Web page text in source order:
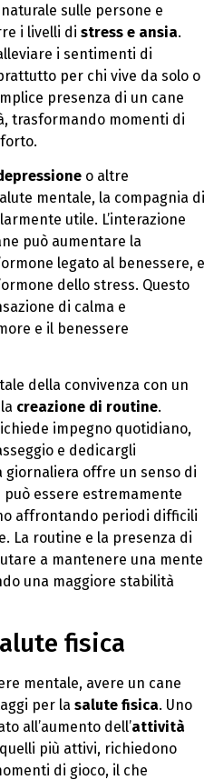
sulle persone e
i livelli di stress e ansia.
i sentimenti di
per chi vive da solo o
presenza di un cane
trasformando momenti di
o altre
mentale, la compagnia di
utile. L’interazione
può aumentare la
legato al benessere, e
dello stress. Questo
di calma e
e il benessere
della convivenza con un
creazione di routine.
impegno quotidiano,
e dedicargli
offre un senso di
essere estremamente
affrontando periodi difficili
La routine e la presenza di
a mantenere una mente
una maggiore stabilità
fisica
mentale, avere un cane
per la salute fisica. Uno
all’aumento dell’attività
più attivi, richiedono
di gioco, il che